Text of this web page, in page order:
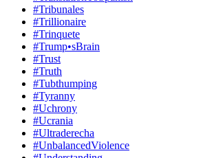
#Tribunales
#Trillionaire
#Trinquete
#Trump•sBrain
#Trust
#Truth
#Tubthumping
#Tyranny
#Uchrony
#Ucrania
#Ultraderecha
#UnbalancedViolence